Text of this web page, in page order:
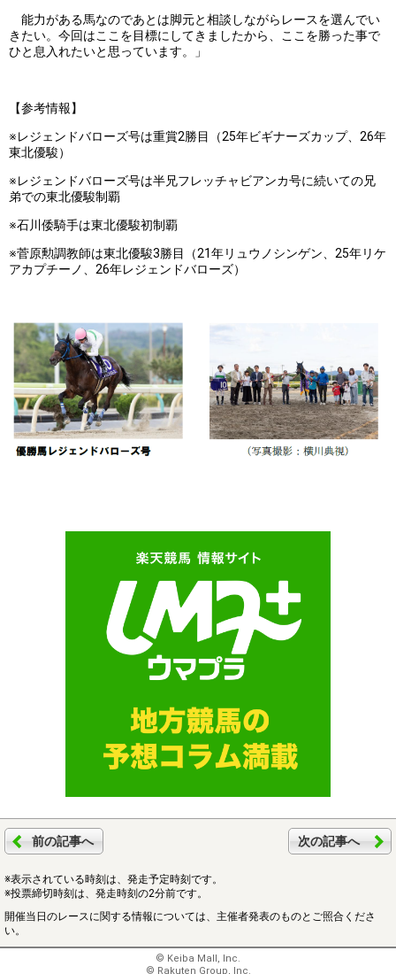
能力がある馬なのであとは脚元と相談しながらレースを選んでい
きたい。今回はここを目標にしてきましたから、ここを勝った事で
ひと息入れたいと思っています。」
【参考情報】
※レジェンドバローズ号は重賞2勝目（25年ビギナーズカップ、26年
東北優駿）
※レジェンドバローズ号は半兄フレッチャビアンカ号に続いての兄
弟での東北優駿制覇
※石川倭騎手は東北優駿初制覇
※菅原勲調教師は東北優駿3勝目（21年リュウノシンゲン、25年リケ
アカプチーノ、26年レジェンドバローズ）
前の記事へ 次の記事へ
※表示されている時刻は、発走予定時刻です。
※投票締切時刻は、発走時刻の2分前です。
開催当日のレースに関する情報については、主催者発表のものとご照合くださ
い。
© Keiba Mall, Inc.
© Rakuten Group, Inc.